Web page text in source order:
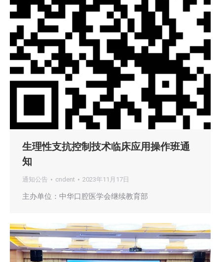
生理性支抗控制技术临床应用操作班通
知
通知公告 cndent 2023年11月17日
主办单位：中华口腔医学会继续教育部